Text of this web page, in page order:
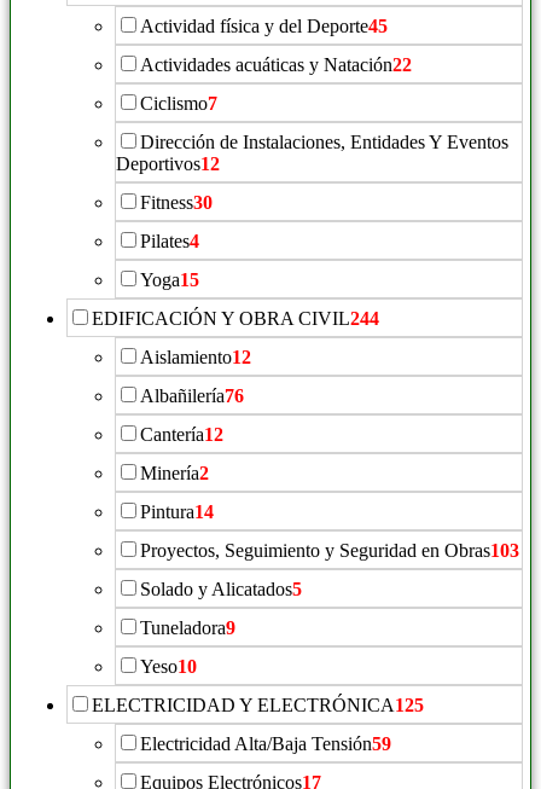
Actividad física y del Deporte45
Actividades acuáticas y Natación22
Ciclismo7
Dirección de Instalaciones, Entidades Y Eventos
Deportivos12
Fitness30
Pilates4
Yoga15
EDIFICACIÓN Y OBRA CIVIL244
Aislamiento12
Albañilería76
Cantería12
Minería2
Pintura14
Proyectos, Seguimiento y Seguridad en Obras103
Solado y Alicatados5
Tuneladora9
Yeso10
ELECTRICIDAD Y ELECTRÓNICA125
Electricidad Alta/Baja Tensión59
Equipos Electrónicos17